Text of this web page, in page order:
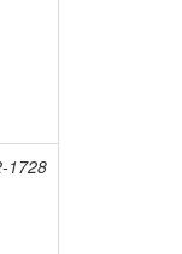
1728